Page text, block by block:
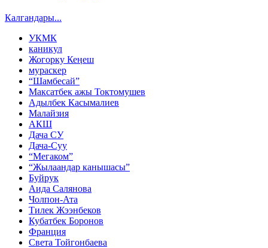
Калгандары...
УКМК
каникул
Жогорку Кеӊеш
мураскер
“Шамбесай”
Максатбек ажы Токтомушев
Адылбек Касымалиев
Малайзия
АКШ
Дача СУ
Дача-Суу
“Мегаком”
“Жылаандар канышасы”
Буйрук
Аида Салянова
Чолпон-Ата
Тилек Жээнбеков
Кубатбек Боронов
Франция
Света Тойгонбаева